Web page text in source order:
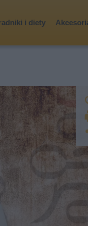
i diety